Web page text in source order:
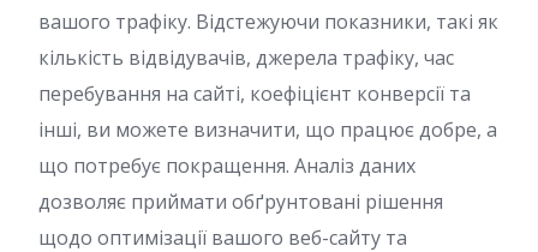
вашого трафіку. Відстежуючи показники, такі як
кількість відвідувачів, джерела трафіку, час
перебування на сайті, коефіцієнт конверсії та
інші, ви можете визначити, що працює добре, а
що потребує покращення. Аналіз даних
дозволяє приймати обґрунтовані рішення
щодо оптимізації вашого веб-сайту та